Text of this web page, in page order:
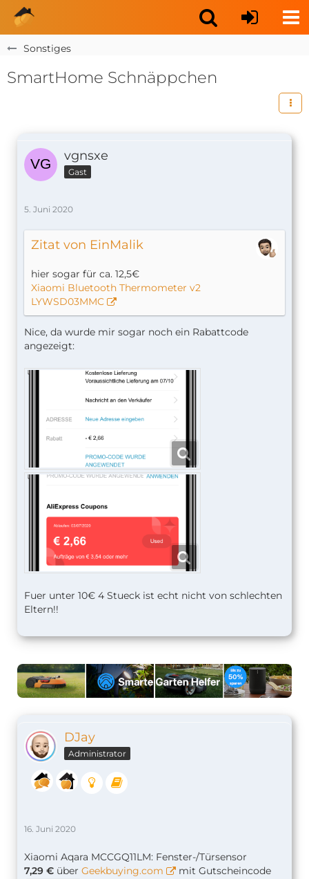
Sonstiges
SmartHome Schnäppchen
vgnsxe
Gast
5. Juni 2020
Zitat von EinMalik
hier sogar für ca. 12,5€
Xiaomi Bluetooth Thermometer v2
LYWSD03MMC
Nice, da wurde mir sogar noch ein Rabattcode
angezeigt:
Fuer unter 10€ 4 Stueck ist echt nicht von schlechten
Eltern!!
DJay
Administrator
16. Juni 2020
Xiaomi Aqara MCCGQ11LM: Fenster-/Türsensor
7,29 € über Geekbuying.com mit Gutscheincode